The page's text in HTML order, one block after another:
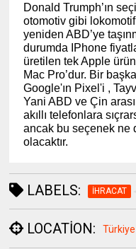
Donald Trumph’ın
otomotiv gibi
yeniden ABD’ye
durumda IPhone
üretilen tek Apple
Mac Pro’dur. Bir
Google'ın Pixel'i ,
Yani ABD ve Çin
akıllı telefonlara
ancak bu seçenek ne
olacaktır.
LABELS: İHRACAT
LOCATION: Türkiye